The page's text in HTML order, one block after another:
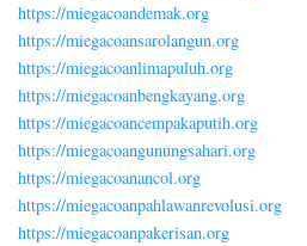
https://miegacoandemak.org
https://miegacoansarolangun.org
https://miegacoanlimapuluh.org
https://miegacoanbengkayang.org
https://miegacoancempakaputih.org
https://miegacoangunungsahari.org
https://miegacoanancol.org
https://miegacoanpahlawanrevolusi.org
https://miegacoanpakerisan.org